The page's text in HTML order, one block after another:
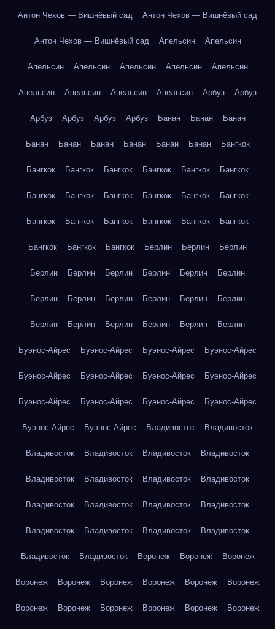
Антон Чехов — Вишнёвый сад Антон Чехов — Вишнёвый сад
Антон Чехов — Вишнёвый сад Апельсин Апельсин
Апельсин Апельсин Апельсин Апельсин Апельсин
Апельсин Апельсин Апельсин Апельсин Арбуз Арбуз
Арбуз Арбуз Арбуз Арбуз Банан Банан Банан
Банан Банан Банан Банан Банан Банан Бангкок
Бангкок Бангкок Бангкок Бангкок Бангкок Бангкок
Бангкок Бангкок Бангкок Бангкок Бангкок Бангкок
Бангкок Бангкок Бангкок Бангкок Бангкок Бангкок
Бангкок Бангкок Бангкок Берлин Берлин Берлин
Берлин Берлин Берлин Берлин Берлин Берлин
Берлин Берлин Берлин Берлин Берлин Берлин
Берлин Берлин Берлин Берлин Берлин Берлин
Буэнос-Айрес Буэнос-Айрес Буэнос-Айрес Буэнос-Айрес
Буэнос-Айрес Буэнос-Айрес Буэнос-Айрес Буэнос-Айрес
Буэнос-Айрес Буэнос-Айрес Буэнос-Айрес Буэнос-Айрес
Буэнос-Айрес Буэнос-Айрес Владивосток Владивосток
Владивосток Владивосток Владивосток Владивосток
Владивосток Владивосток Владивосток Владивосток
Владивосток Владивосток Владивосток Владивосток
Владивосток Владивосток Владивосток Владивосток
Владивосток Владивосток Воронеж Воронеж Воронеж
Воронеж Воронеж Воронеж Воронеж Воронеж Воронеж
Воронеж Воронеж Воронеж Воронеж Воронеж Воронеж